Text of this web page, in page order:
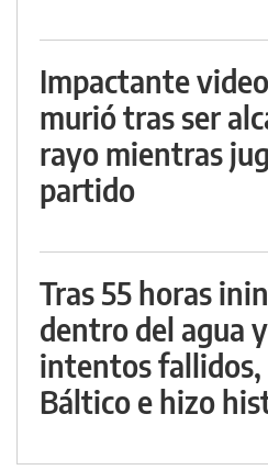
Impactante
murió tras ser
rayo mientras
partido
Tras 55 horas
dentro del agua
intentos fallidos,
Báltico e hizo